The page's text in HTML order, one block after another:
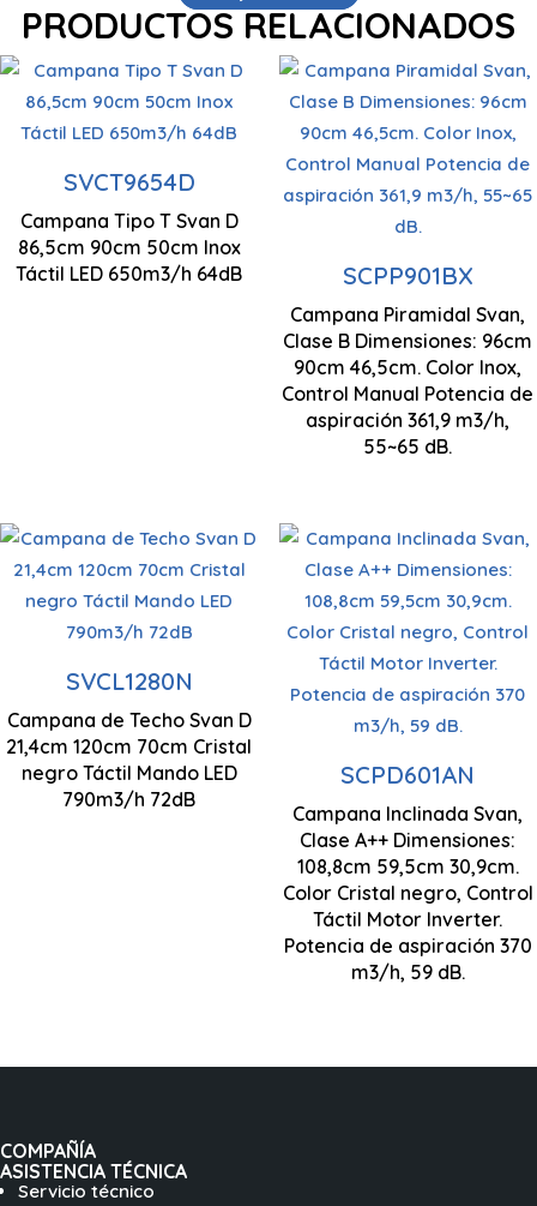
PRODUCTOS RELACIONADOS
SVCT9654D
Campana Tipo T Svan D
86,5cm 90cm 50cm Inox
Táctil LED 650m3/h 64dB
Control Táctil
Nº Velocidades 3
Potencia
aspiración
650m3/h
Función
SCPP901BX
Campana Piramidal Svan,
Clase B Dimensiones: 96cm
90cm 46,5cm. Color Inox,
Control Manual Potencia de
aspiración 361,9 m3/h,
55~65 dB.
Control Manual
Filtros Aluminio
960 x 900 x 465
mm
SVCL1280N
Campana de Techo Svan D
21,4cm 120cm 70cm Cristal
negro Táctil Mando LED
790m3/h 72dB
214 x 1200 x 700
mm
SCPD601AN
Campana Inclinada Svan,
Clase A++ Dimensiones:
108,8cm 59,5cm 30,9cm.
Color Cristal negro, Control
Táctil Motor Inverter.
Potencia de aspiración 370
m3/h, 59 dB.
Control Táctil
Nº Velocidades 3
Motor Inverter
aspiración
370m3/h
1088 x 595 x 309
mm
COMPAÑÍA
ASISTENCIA TÉCNICA
Servicio técnico